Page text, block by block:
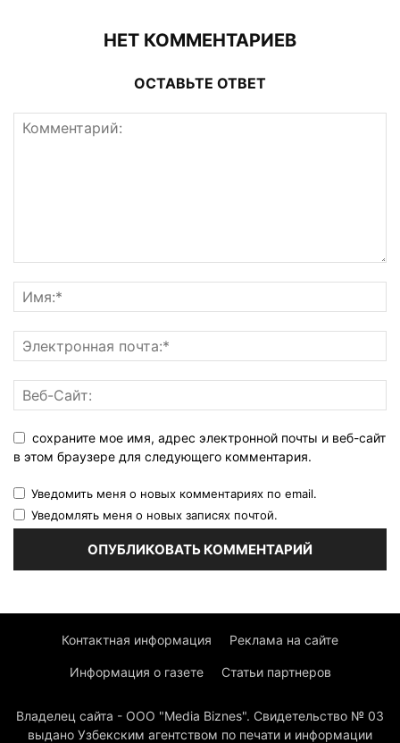
НЕТ КОММЕНТАРИЕВ
ОСТАВЬТЕ ОТВЕТ
сохраните мое имя, адрес электронной почты и веб-сайт
в этом браузере для следующего комментария.
Уведомить меня о новых комментариях по email.
Уведомлять меня о новых записях почтой.
Контактная информация Реклама на сайте
Информация о газете Статьи партнеров
Владелец сайта - ООО "Media Biznes". Свидетельство № 03
выдано Узбекским агентством по печати и информации